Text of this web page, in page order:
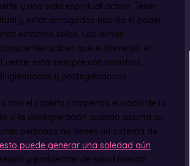
y una vida espiritual activa. Tener
y estar arraigados nos da el poder
estamos solos. Las almas
saben que el Universo, el
está siempre con nosotros,
y protegiéndonos.
con el Espíritu compensa el vacío de la
o la desesperación cuando asoma su
personas no tienen un sistema de
esto puede generar una soledad aún
y problemas de salud mental.